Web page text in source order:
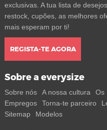
exclusivas. A tua lista de
restock, cupões, as melhores
mais esperam por ti!
REGISTA-TE AGORA
Sobre a everysize
Sobre nós A nossa cultura Os
Empregos
Torna-te parceiro
Sitemap
Modelos